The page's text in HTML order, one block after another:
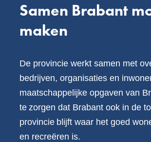
Samen Brabant
maken
De provincie werkt samen met
bedrijven, organisaties en
maatschappelijke opgaven van
te zorgen dat Brabant ook in de
provincie blijft waar het goed
en recreëren is.